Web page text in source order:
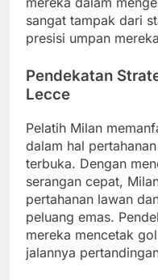
sangat tampak dari
presisi umpan
Pendekatan
Lecce
Pelatih Milan
dalam hal
terbuka. Dengan
serangan cepat,
pertahanan lawan
peluang emas.
mereka mencetak
jalannya